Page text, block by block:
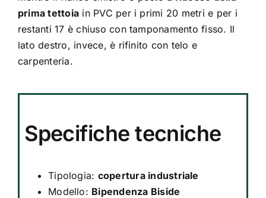
prima tettoia in PVC per i primi 20 metri e per i
restanti 17 è chiuso con tamponamento fisso. Il
lato destro, invece, è rifinito con telo e
carpenteria.
Specifiche tecniche
Tipologia: copertura industriale
Modello: Bipendenza Biside